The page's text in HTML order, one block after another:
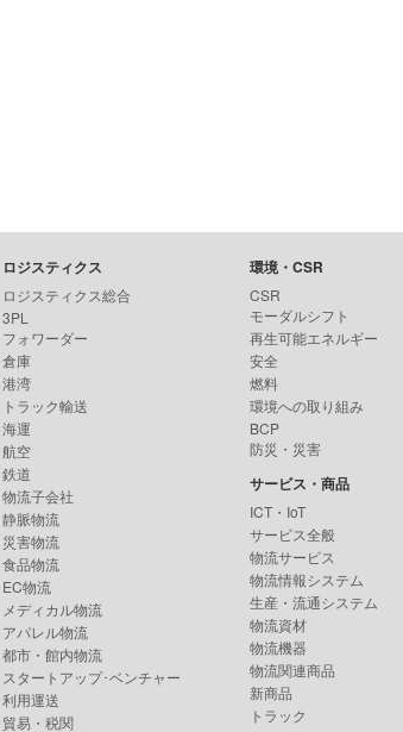
ロジスティクス
ロジスティクス総合
3PL
フォワーダー
倉庫
港湾
トラック輸送
海運
航空
鉄道
物流子会社
静脈物流
災害物流
食品物流
EC物流
メディカル物流
アパレル物流
都市・館内物流
スタートアップ･ベンチャー
利用運送
貿易・税関
環境・CSR
CSR
モーダルシフト
再生可能エネルギー
安全
燃料
環境への取り組み
BCP
防災・災害
サービス・商品
ICT・IoT
サービス全般
物流サービス
物流情報システム
生産・流通システム
物流資材
物流機器
物流関連商品
新商品
トラック